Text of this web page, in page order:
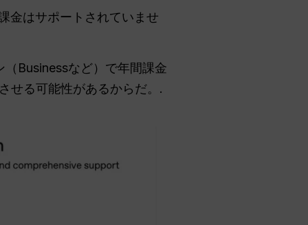
金はサポートされていませ
Businessなど）で年間課金
せる可能性があるからだ。.